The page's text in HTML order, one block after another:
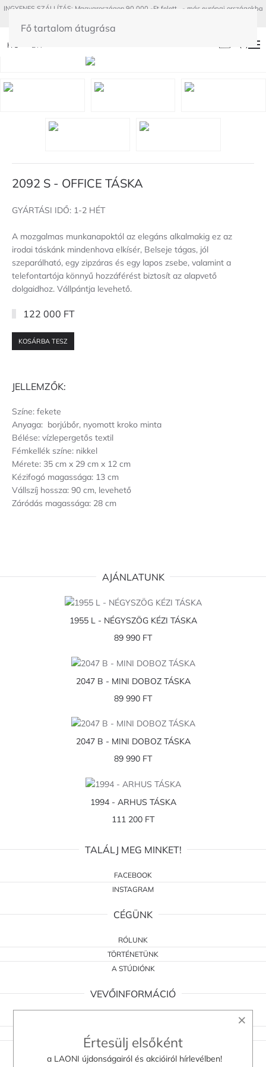
Fő tartalom átugrása
HU
INGYENES SZÁLLÍTÁS: Magyaroszágon 90 000.-Ft felett - más európai országokba
2092 S - OFFICE TÁSKA
GYÁRTÁSI IDŐ: 1-2 HÉT
A mozgalmas munkanapoktól az elegáns alkalmakig ez az
irodai táskánk mindenhova elkísér, Belseje tágas, jól
szeparálható, egy zipzáras és egy lapos zsebe, valamint a
telefontartója könnyű hozzáférést biztosít az alapvető
dolgaidhoz. Vállpántja levehető.
122 000 FT
KOSÁRBA TESZ
JELLEMZŐK:
Színe: fekete
Anyaga: borjúbőr, nyomott kroko minta
Bélése: vízlepergetős textil
Fémkellék színe: nikkel
Mérete: 35 cm x 29 cm x 12 cm
Kézifogó magassága: 13 cm
Vállszíj hossza: 90 cm, levehető
Záródás magassága: 28 cm
AJÁNLATUNK
1955 L - NÉGYSZÖG KÉZI TÁSKA
89 990 FT
2047 B - MINI DOBOZ TÁSKA
89 990 FT
2047 B - MINI DOBOZ TÁSKA
89 990 FT
1994 - ARHUS TÁSKA
111 200 FT
TALÁLJ MEG MINKET!
FACEBOOK
INSTAGRAM
CÉGÜNK
RÓLUNK
TÖRTÉNETÜNK
A STÚDIÓNK
VEVŐINFORMÁCIÓ
ADATKEZELÉS
×
Értesülj elsőként
a LAONI újdonságairól és akcióiról hírlevélben!